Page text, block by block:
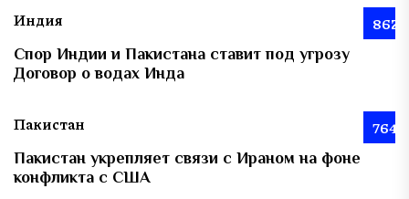
Индия 862
Спор Индии и Пакистана ставит под угрозу
Договор о водах Инда
Пакистан 764
Пакистан укрепляет связи с Ираном на фоне
конфликта с США